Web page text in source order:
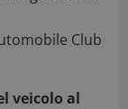
Club
veicolo al